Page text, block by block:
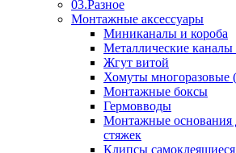
03.Разное
Монтажные аксессуары
Миниканалы и короба
Металлические каналы
Жгут витой
Хомуты многоразовые
Монтажные боксы
Гермовводы
Монтажные основания
стяжек
Клипсы